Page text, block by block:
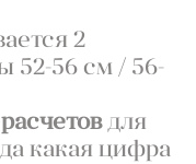
2
52-56 см / 56-
расчетовдля
какая цифра